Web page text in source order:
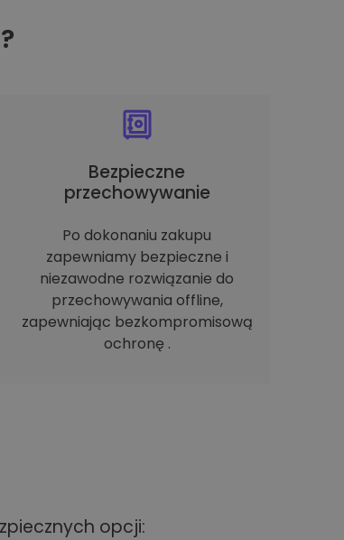
?
Bezpieczne
przechowywanie
Po dokonaniu zakupu
zapewniamy bezpieczne i
niezawodne rozwiązanie do
przechowywania offline,
zapewniając bezkompromisową
ochronę .
opcji: